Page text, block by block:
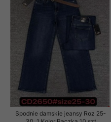
Spodnie damskie jeansy Roz 25-